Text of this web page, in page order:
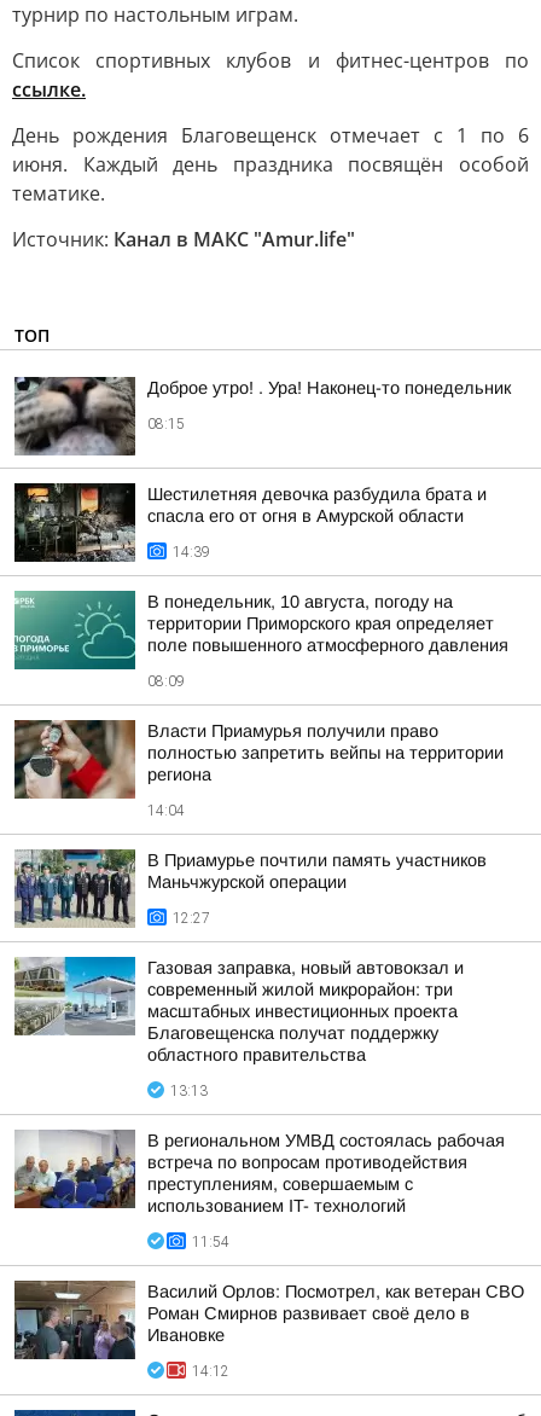
турнир по настольным играм.
Список спортивных клубов и фитнес-центров по
ссылке.
День рождения Благовещенск отмечает с 1 по 6
июня. Каждый день праздника посвящён особой
тематике.
Источник: Канал в МАКС "Аmur.life"
ТОП
Доброе утро! . Ура! Наконец-то понедельник
08:15
Шестилетняя девочка разбудила брата и
спасла его от огня в Амурской области
14:39
В понедельник, 10 августа, погоду на
территории Приморского края определяет
поле повышенного атмосферного давления
08:09
Власти Приамурья получили право
полностью запретить вейпы на территории
региона
14:04
В Приамурье почтили память участников
Маньчжурской операции
12:27
Газовая заправка, новый автовокзал и
современный жилой микрорайон: три
масштабных инвестиционных проекта
Благовещенска получат поддержку
областного правительства
13:13
В региональном УМВД состоялась рабочая
встреча по вопросам противодействия
преступлениям, совершаемым с
использованием IT- технологий
11:54
Василий Орлов: Посмотрел, как ветеран СВО
Роман Смирнов развивает своё дело в
Ивановке
14:12